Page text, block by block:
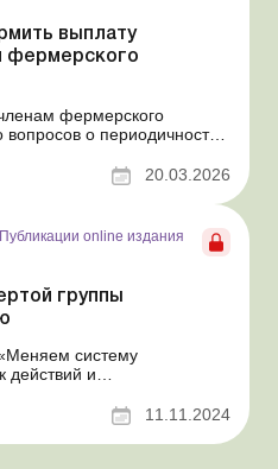
выплату
фермерского
фермерского
вопросов о периодичности
дадим в этой статье.
инструкция по
Порядок
20.03.2026
Публикации online издания
группы
систему
действий и
группу плательщиков
мы рассказали в
с общей системы в третью
11.11.2024